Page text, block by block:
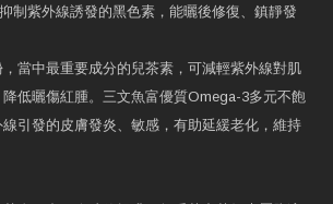
制紫外線誘發的黑色素，能曬後修復、鎮靜發
當中最重要成分的兒茶素，可減輕紫外線對肌
低曬傷紅腫。三文魚富優質Omega-3多元不飽
引發的皮膚發炎、敏感，有助延緩老化，維持